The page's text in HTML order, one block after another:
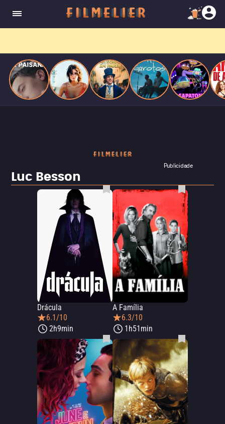
Publicidade
Luc Besson
Drácula
6.1/10
2h9min
A Família
6.3/10
1h51min
quando se apaixona por um de seus alvos.